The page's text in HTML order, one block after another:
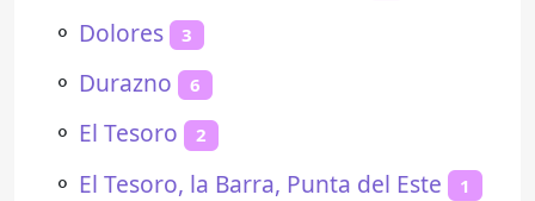
⚬ Dolores 3
⚬ Durazno 6
⚬ El Tesoro 2
⚬ El Tesoro, la Barra, Punta del Este 1